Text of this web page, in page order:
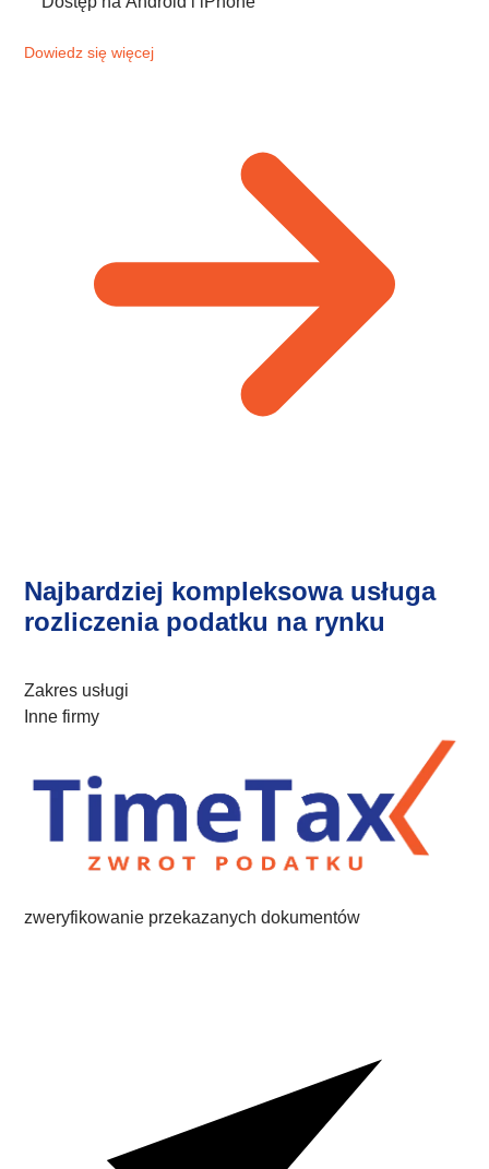
Dowiedz się więcej
Najbardziej kompleksowa usługa
rozliczenia podatku na rynku
Zakres usługi
Inne firmy
zweryfikowanie przekazanych dokumentów